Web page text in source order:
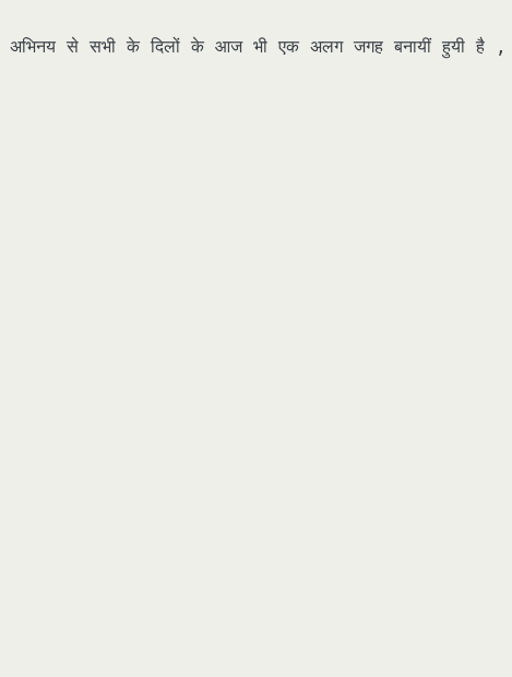
और अभिनय से सभी के दिलों के आज भी एक अलग जगह बनायीं हुयी है ,